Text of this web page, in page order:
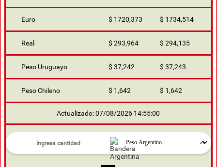
Euro $ 1720,373 $ 1734,514
Real $ 293,964 $ 294,135
Peso Uruguayo $ 37,242 $ 37,243
Peso Chileno $ 1,642 $ 1,642
Actualizado: 07/08/2026 14:55:00